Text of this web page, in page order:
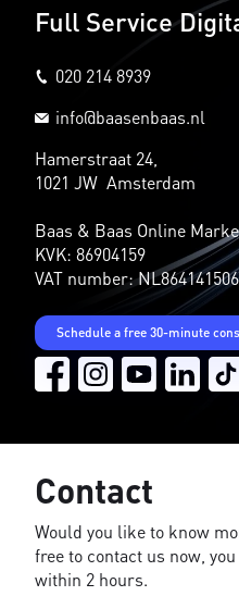
Full Service
020 214 8939
info@baasenbaas.nl
Hamerstraat 24,
1021 JW Amsterdam
Baas & Baas Online
KVK: 86904159
VAT number:
Schedule a free 30-minute
Contact
Would you like to know
free to contact us now,
within 2 hours.